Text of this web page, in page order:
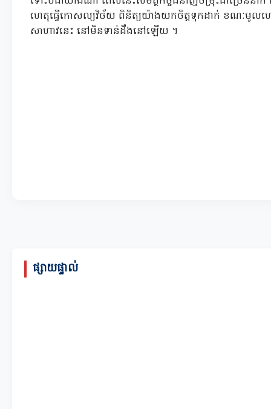
ហេតុធ្វើកោសល្យវិច័យ ពិនិត្យយ៉ាងយកចិត្តទុកដាក់ ខណៈមូល
សាហាវនេះ នៅមិនទាន់ដឹងនៅឡើយ ។
ផ្សាយផ្ទាល់